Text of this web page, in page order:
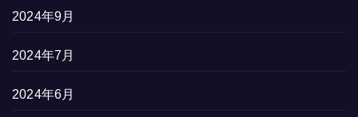
2024年9月
2024年7月
2024年6月